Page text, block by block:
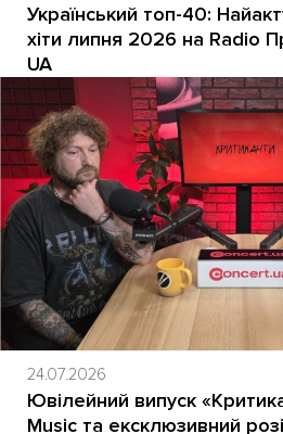
Український топ-40:
хіти липня 2026 на Radio
UA
24.07.2026
Ювілейний випуск
Music та ексклюзивний